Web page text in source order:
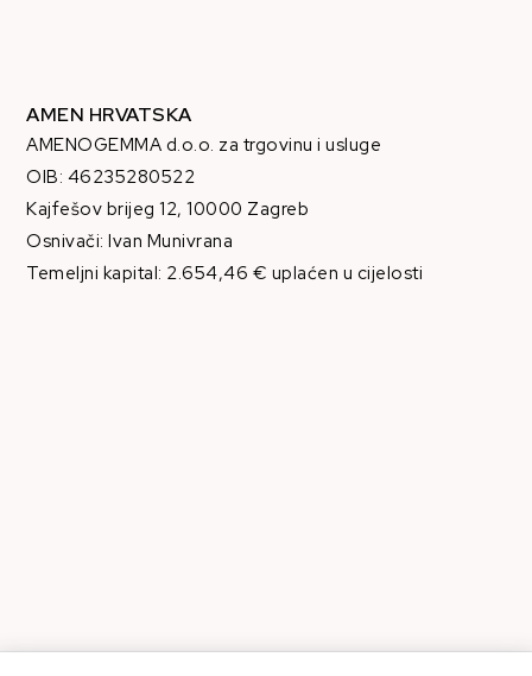
AMEN HRVATSKA
AMENOGEMMA d.o.o. za trgovinu i usluge
OIB: 46235280522
Kajfešov brijeg 12, 10000 Zagreb
Osnivači: Ivan Munivrana
Temeljni kapital: 2.654,46 € uplaćen u cijelosti